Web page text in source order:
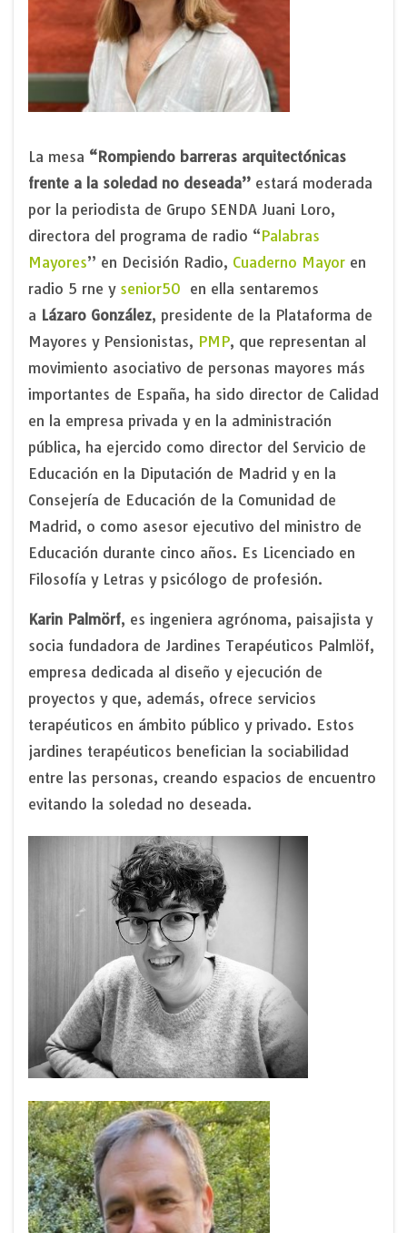
La mesa “Rompiendo barreras arquitectónicas
frente a la soledad no deseada” estará moderada
por la periodista de Grupo SENDA Juani Loro,
directora del programa de radio “Palabras
Mayores” en Decisión Radio, Cuaderno Mayor en
radio 5 rne y senior50 en ella sentaremos
a Lázaro González, presidente de la Plataforma de
Mayores y Pensionistas, PMP, que representan al
movimiento asociativo de personas mayores más
importantes de España, ha sido director de Calidad
en la empresa privada y en la administración
pública, ha ejercido como director del Servicio de
Educación en la Diputación de Madrid y en la
Consejería de Educación de la Comunidad de
Madrid, o como asesor ejecutivo del ministro de
Educación durante cinco años. Es Licenciado en
Filosofía y Letras y psicólogo de profesión.
Karin Palmörf, es ingeniera agrónoma, paisajista y
socia fundadora de Jardines Terapéuticos Palmlöf,
empresa dedicada al diseño y ejecución de
proyectos y que, además, ofrece servicios
terapéuticos en ámbito público y privado. Estos
jardines terapéuticos benefician la sociabilidad
entre las personas, creando espacios de encuentro
evitando la soledad no deseada.